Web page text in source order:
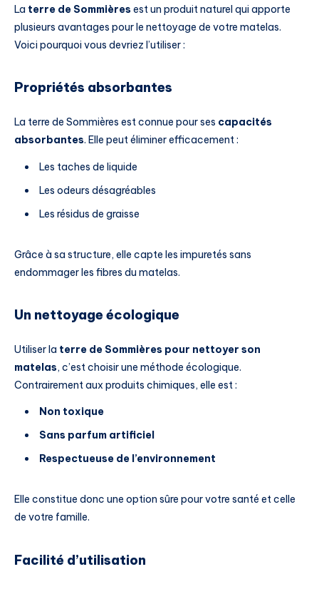
La terre de Sommières est un produit naturel qui apporte
plusieurs avantages pour le nettoyage de votre matelas.
Voici pourquoi vous devriez l’utiliser :
Propriétés absorbantes
La terre de Sommières est connue pour ses capacités
absorbantes. Elle peut éliminer efficacement :
Les taches de liquide
Les odeurs désagréables
Les résidus de graisse
Grâce à sa structure, elle capte les impuretés sans
endommager les fibres du matelas.
Un nettoyage écologique
Utiliser la terre de Sommières pour nettoyer son
matelas, c’est choisir une méthode écologique.
Contrairement aux produits chimiques, elle est :
Non toxique
Sans parfum artificiel
Respectueuse de l’environnement
Elle constitue donc une option sûre pour votre santé et celle
de votre famille.
Facilité d’utilisation